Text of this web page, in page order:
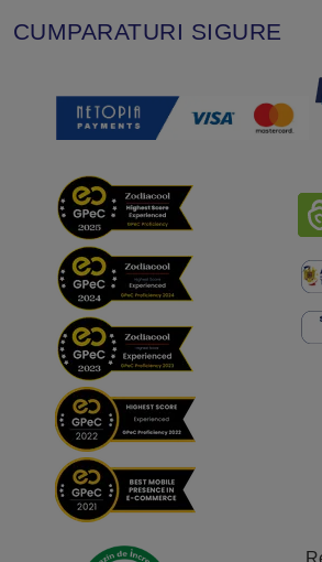
CUMPARATURI SIGURE